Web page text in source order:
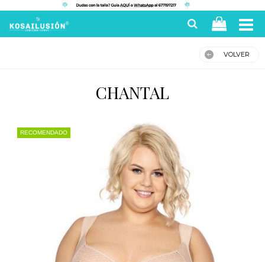
VOLVER
CHANTAL
RECOMENDADO